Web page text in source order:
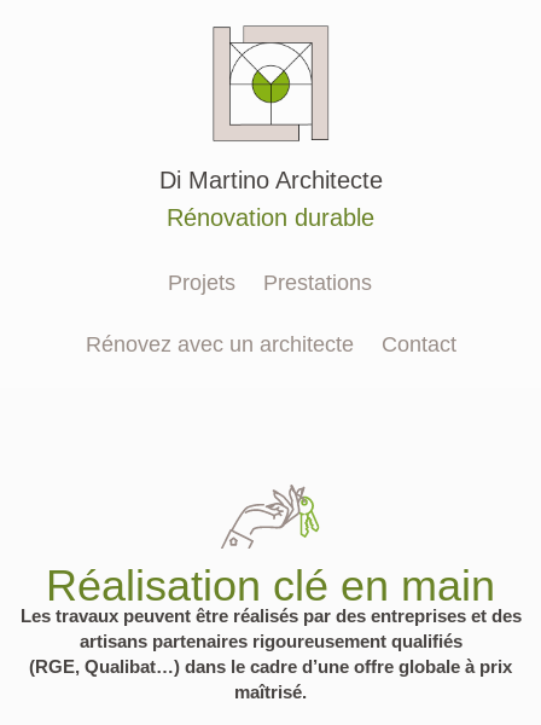
Di Martino Architecte
Rénovation durable
Projets Prestations
Rénovez avec un architecte Contact
Réalisation clé en main
Les travaux peuvent être réalisés par des entreprises et des
artisans partenaires rigoureusement qualifiés
(RGE, Qualibat…) dans le cadre d’une offre globale à prix
maîtrisé.